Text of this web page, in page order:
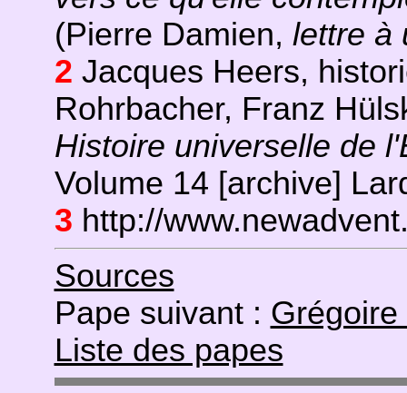
(Pierre Damien, lettre à
2 Jacques Heers,
Rohrbacher, Franz
Histoire universelle de
Volume 14 [archive]
3 http://
Sources
Pape suivant : Grégoire
Liste des papes